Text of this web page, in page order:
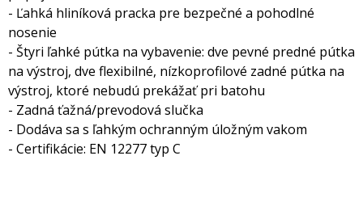
- Ľahká hliníková pracka pre bezpečné a pohodlné
nosenie
- Štyri ľahké pútka na vybavenie: dve pevné predné pútka
na výstroj, dve flexibilné, nízkoprofilové zadné pútka na
výstroj, ktoré nebudú prekážať pri batohu
- Zadná ťažná/prevodová slučka
- Dodáva sa s ľahkým ochranným úložným vakom
- Certifikácie: EN 12277 typ C